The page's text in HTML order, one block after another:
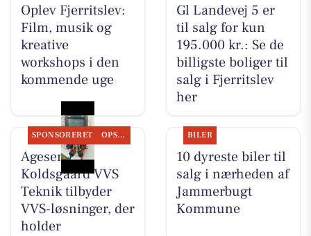
Oplev Fjerritslev:
Film, musik og
kreative
workshops i den
kommende uge
Gl Landevej 5 er
til salg for kun
195.000 kr.: Se de
billigste boliger til
salg i Fjerritslev
her
SPONSORERET OPSLAGSTAVLEN
Agesen &
Koldsgaard VVS
Teknik tilbyder
VVS-løsninger, der
holder
BILER
10 dyreste biler til
salg i nærheden af
Jammerbugt
Kommune